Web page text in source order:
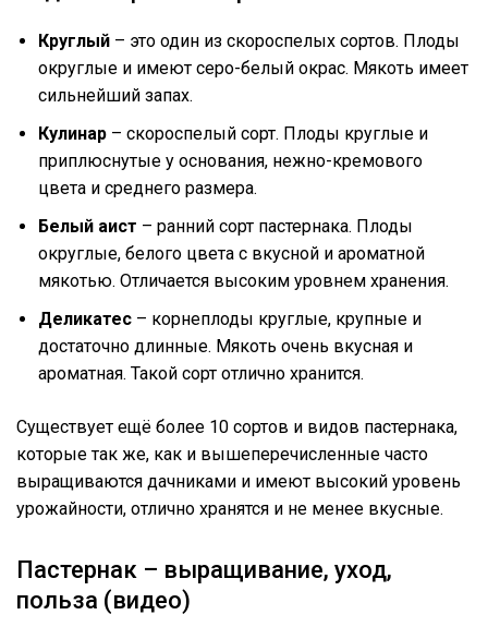
Круглый – это один из скороспелых сортов. Плоды
округлые и имеют серо-белый окрас. Мякоть имеет
сильнейший запах.
Кулинар – скороспелый сорт. Плоды круглые и
приплюснутые у основания, нежно-кремового
цвета и среднего размера.
Белый аист – ранний сорт пастернака. Плоды
округлые, белого цвета с вкусной и ароматной
мякотью. Отличается высоким уровнем хранения.
Деликатес – корнеплоды круглые, крупные и
достаточно длинные. Мякоть очень вкусная и
ароматная. Такой сорт отлично хранится.
Существует ещё более 10 сортов и видов пастернака,
которые так же, как и вышеперечисленные часто
выращиваются дачниками и имеют высокий уровень
урожайности, отлично хранятся и не менее вкусные.
Пастернак – выращивание, уход,
польза (видео)